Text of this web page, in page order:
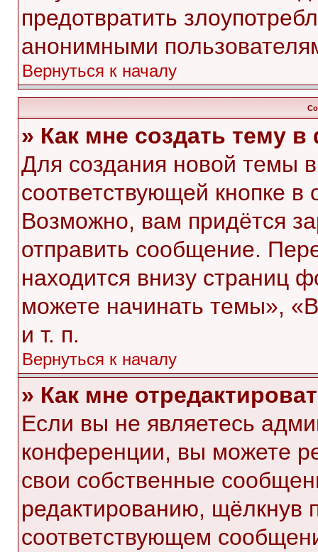
предотвратить
анонимными
Вернуться к началу
» Как мне создать тему
Для создания новой темы
соответствующей кнопке
Возможно, вам придётся
отправить сообщение.
находится внизу
можете начинать темы»,
и т. п.
Вернуться к началу
» Как мне
Если вы не являетесь
конференции, вы можете
свои собственные
редактированию, щёлкнув
соответствующем